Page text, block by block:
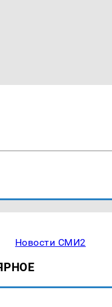
Новости СМИ2